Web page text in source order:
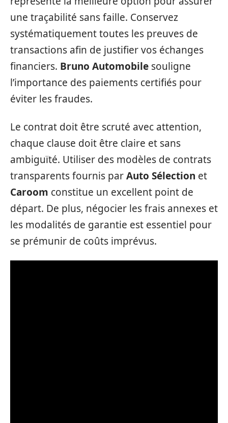
une traçabilité sans faille. Conservez
systématiquement toutes les preuves de
transactions afin de justifier vos échanges
financiers. Bruno Automobile souligne
l’importance des paiements certifiés pour
éviter les fraudes.
Le contrat doit être scruté avec attention,
chaque clause doit être claire et sans
ambiguïté. Utiliser des modèles de contrats
transparents fournis parAuto Sélection et
Caroom constitue un excellent point de
départ. De plus, négocier les frais annexes et
les modalités de garantie est essentiel pour
se prémunir de coûts imprévus.